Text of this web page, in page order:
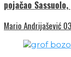
pojačao
Mario Andrijašević